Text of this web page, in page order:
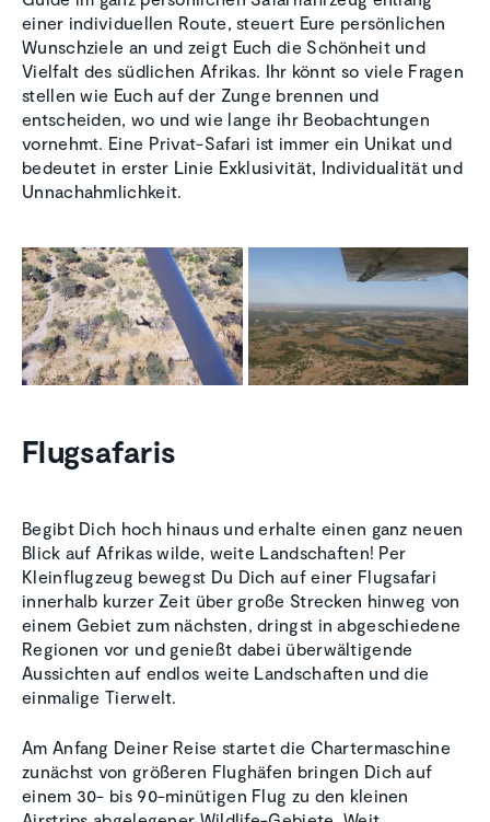
einer individuellen Route, steuert Eure persönlichen
Wunschziele an und zeigt Euch die Schönheit und
Vielfalt des südlichen Afrikas. Ihr könnt so viele Fragen
stellen wie Euch auf der Zunge brennen und
entscheiden, wo und wie lange ihr Beobachtungen
vornehmt. Eine Privat-Safari ist immer ein Unikat und
bedeutet in erster Linie Exklusivität, Individualität und
Unnachahmlichkeit.
Flugsafaris
Begibt Dich hoch hinaus und erhalte einen ganz neuen
Blick auf Afrikas wilde, weite Landschaften! Per
Kleinflugzeug bewegst Du Dich auf einer Flugsafari
innerhalb kurzer Zeit über große Strecken hinweg von
einem Gebiet zum nächsten, dringst in abgeschiedene
Regionen vor und genießt dabei überwältigende
Aussichten auf endlos weite Landschaften und die
einmalige Tierwelt.
Am Anfang Deiner Reise startet die Chartermaschine
zunächst von größeren Flughäfen bringen Dich auf
einem 30- bis 90-minütigen Flug zu den kleinen